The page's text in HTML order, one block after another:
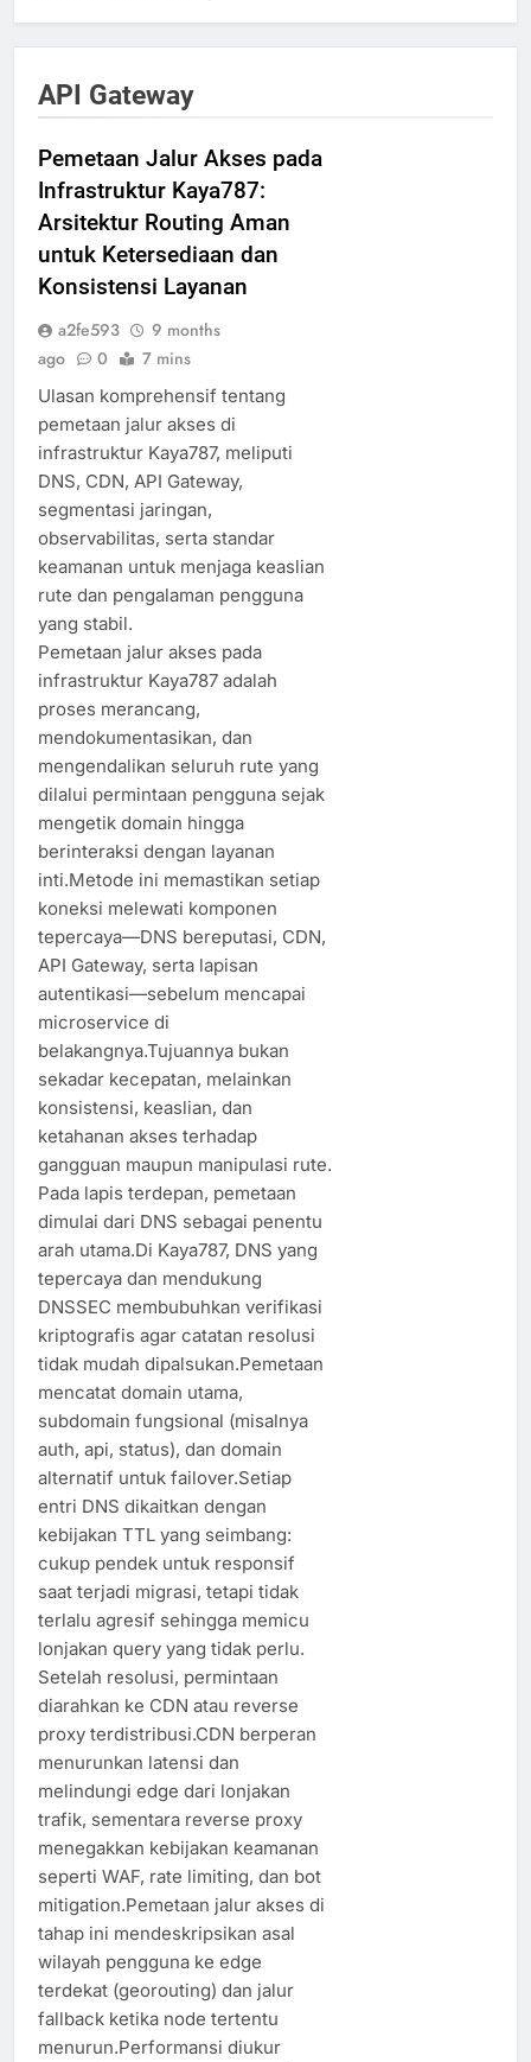
API Gateway
Pemetaan Jalur Akses pada
Infrastruktur Kaya787:
Arsitektur Routing Aman
untuk Ketersediaan dan
Konsistensi Layanan
a2fe593
9 months
ago
0 7 mins
Ulasan komprehensif tentang
pemetaan jalur akses di
infrastruktur Kaya787, meliputi
DNS, CDN, API Gateway,
segmentasi jaringan,
observabilitas, serta standar
keamanan untuk menjaga keaslian
rute dan pengalaman pengguna
yang stabil.
Pemetaan jalur akses pada
infrastruktur Kaya787 adalah
proses merancang,
mendokumentasikan, dan
mengendalikan seluruh rute yang
dilalui permintaan pengguna sejak
mengetik domain hingga
berinteraksi dengan layanan
inti.Metode ini memastikan setiap
koneksi melewati komponen
tepercaya—DNS bereputasi, CDN,
API Gateway, serta lapisan
autentikasi—sebelum mencapai
microservice di
belakangnya.Tujuannya bukan
sekadar kecepatan, melainkan
konsistensi, keaslian, dan
ketahanan akses terhadap
gangguan maupun manipulasi rute.
Pada lapis terdepan, pemetaan
dimulai dari DNS sebagai penentu
arah utama.Di Kaya787, DNS yang
tepercaya dan mendukung
DNSSEC membubuhkan verifikasi
kriptografis agar catatan resolusi
tidak mudah dipalsukan.Pemetaan
mencatat domain utama,
subdomain fungsional (misalnya
auth, api, status), dan domain
alternatif untuk failover.Setiap
entri DNS dikaitkan dengan
kebijakan TTL yang seimbang:
cukup pendek untuk responsif
saat terjadi migrasi, tetapi tidak
terlalu agresif sehingga memicu
lonjakan query yang tidak perlu.
Setelah resolusi, permintaan
diarahkan ke CDN atau reverse
proxy terdistribusi.CDN berperan
menurunkan latensi dan
melindungi edge dari lonjakan
trafik, sementara reverse proxy
menegakkan kebijakan keamanan
seperti WAF, rate limiting, dan bot
mitigation.Pemetaan jalur akses di
tahap ini mendeskripsikan asal
wilayah pengguna ke edge
terdekat (georouting) dan jalur
fallback ketika node tertentu
menurun.Performansi diukur